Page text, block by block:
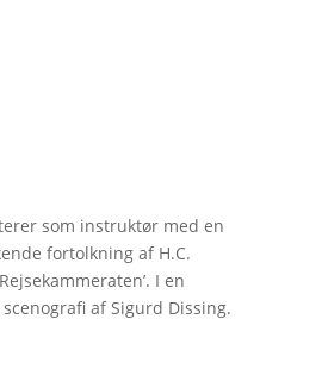
som instruktør med en
fortolkning af H.C.
I en
af Sigurd Dissing.